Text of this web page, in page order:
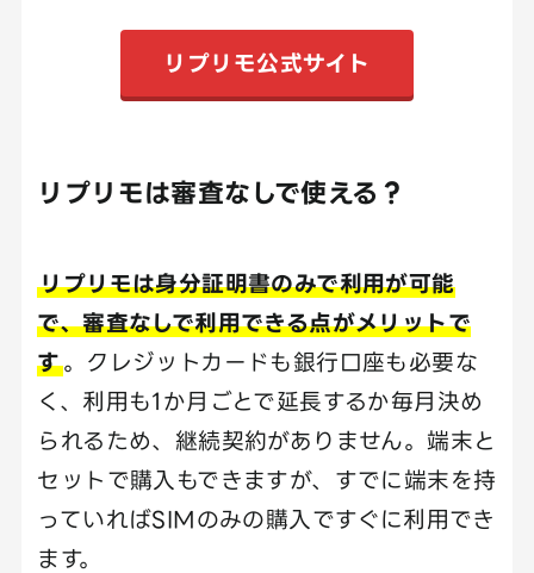
リプリモ公式サイト
リプリモは審査なしで使える？
リプリモは身分証明書のみで利用が可能
で、審査なしで利用できる点がメリットで
す。クレジットカードも銀行口座も必要な
く、利用も1か月ごとで延長するか毎月決め
られるため、継続契約がありません。端末と
セットで購入もできますが、すでに端末を持
っていればSIMのみの購入ですぐに利用でき
ます。